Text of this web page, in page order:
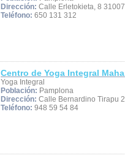
Dirección: Calle Erletokieta, 8 31007
Teléfono: 650 131 312
Centro de Yoga Integral
Yoga Integral
Población: Pamplona
Dirección: Calle Bernardino Tirapu
Teléfono: 948 59 54 84